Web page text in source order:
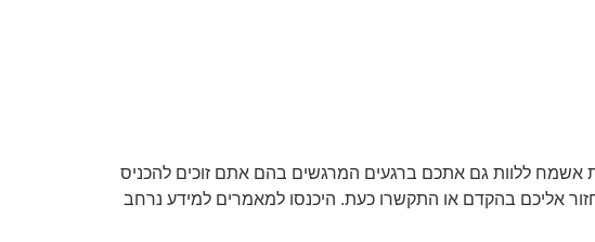
אשמח ללוות גם אתכם ברגעים המרגשים בהם אתם זוכים להכניס
אליכם בהקדם או התקשרו כעת. היכנסו למאמרים למידע נרחב